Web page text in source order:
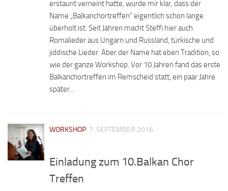
erstaunt verneint hatte, wurde mir klar, dass der
Name „Balkanchortreffen“ eigentlich schon lange
überholt ist. Seit Jahren macht Steffi hier auch
Romalieder aus Ungarn und Russland, türkische und
jiddische Lieder. Aber der Name hat eben Tradition, so
wie der ganze Workshop. Vor 10 Jahren fand das erste
Balkanchortreffen im Remscheid statt, ein paar Jahre
später...
WORKSHOP 7. SEPTEMBER 2016
Einladung zum 10.Balkan Chor
Treffen